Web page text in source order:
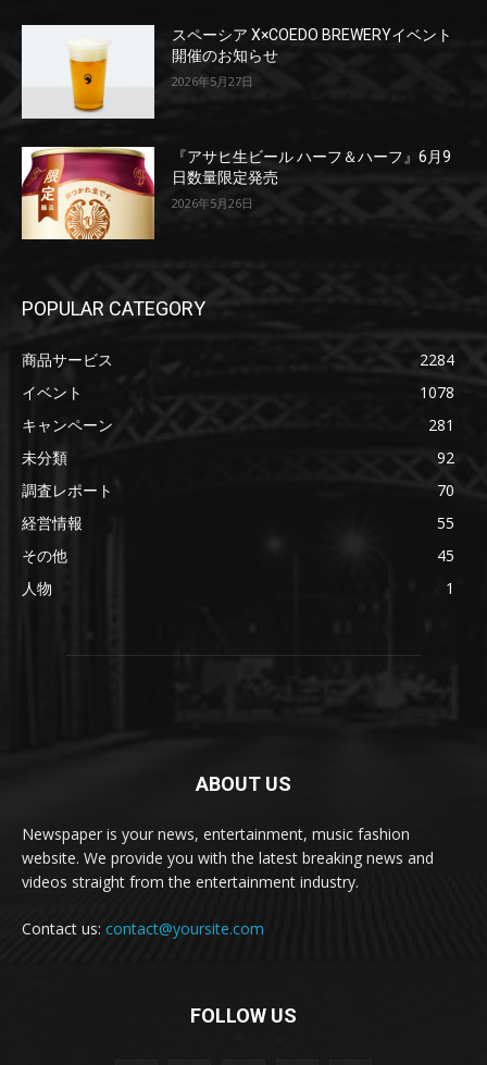
スペーシア X×COEDO BREWERYイベント
開催のお知らせ
2026年5月27日
『アサヒ生ビール ハーフ＆ハーフ』6月9
日数量限定発売
2026年5月26日
POPULAR CATEGORY
商品サービス
2284
イベント
1078
キャンペーン
281
未分類
92
調査レポート
70
経営情報
55
その他
45
人物
1
ABOUT US
Newspaper is your news, entertainment, music fashion
website. We provide you with the latest breaking news and
videos straight from the entertainment industry.
Contact us: contact@yoursite.com
FOLLOW US